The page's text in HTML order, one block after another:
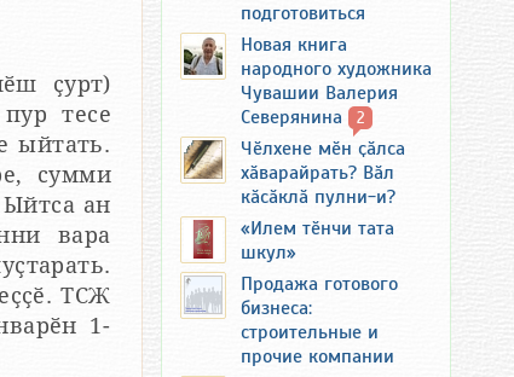
ҫурт)
тесе
ыйтать.
сумми
ан
вара
ТСЖ
1-
подготовиться
Новая книга
народного художника
Чувашии Валерия
Северянина
2
Чӗлхене мӗн ҫӑлса
хӑварайрать? Вӑл
кӑсӑклӑ пулни-и?
«Илем тӗнчи тата
шкул»
Продажа готового
бизнеса:
строительные и
прочие компании